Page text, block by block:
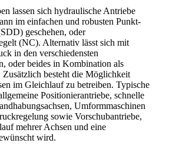
lassen sich hydraulische Antriebe
im einfachen und robusten Punkt-
geschehen, oder
(NC). Alternativ lässt sich mit
in den verschiedensten
oder beides in Kombination als
Zusätzlich besteht die Möglichkeit
im Gleichlauf zu betreiben. Typische
Positionierantriebe, schnelle
Umformmaschinen
sowie Vorschubantriebe,
mehrer Achsen und eine
wird.